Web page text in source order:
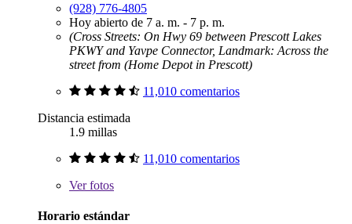
(928) 776-4805
Hoy abierto de 7 a. m. - 7 p. m.
(Cross Streets: On Hwy 69 between Prescott Lakes
PKWY and Yavpe Connector, Landmark: Across the
street from (Home Depot in Prescott)
11,010 comentarios
Distancia estimada
1.9 millas
11,010 comentarios
Verfotos
Horario estándar